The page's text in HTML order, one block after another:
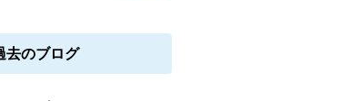
去のブログ